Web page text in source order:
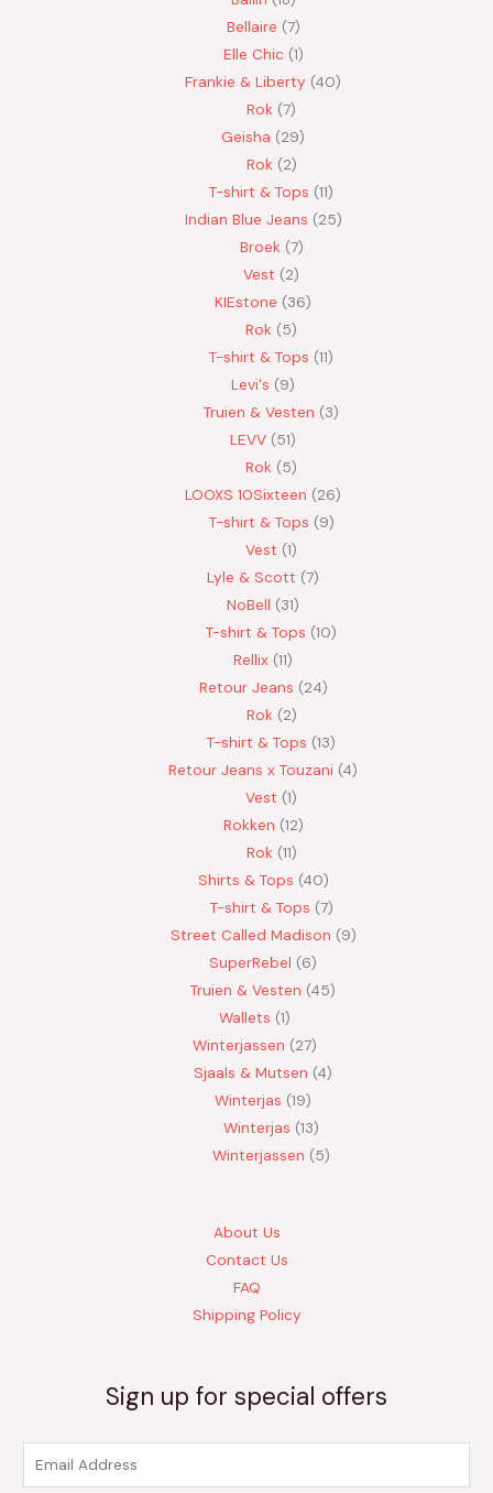
Bellaire 7
Elle Chic 1
Frankie & Liberty 40
Rok 7
Geisha
29
Rok 2
T-shirt & Tops 11
Indian Blue Jeans 25
Broek 7
Vest
2
KIEstone
36
Rok
5
T-shirt & Tops 11
Levi's
9
Truien & Vesten
3
LEVV 51
Rok
5
LOOXS 10Sixteen
26
T-shirt & Tops 9
Vest 1
Lyle & Scott 7
NoBell
31
T-shirt & Tops 10
Rellix 11
Retour Jeans 24
Rok 2
T-shirt & Tops 13
Retour Jeans x Touzani 4
Vest 1
Rokken 12
Rok 11
Shirts & Tops 40
T-shirt & Tops 7
Street Called Madison 9
SuperRebel
6
Truien & Vesten 45
Wallets 1
Winterjassen
27
Sjaals & Mutsen 4
Winterjas 19
Winterjas 13
Winterjassen
5
About Us
Contact Us
FAQ
Shipping Policy
Sign up for special offers
m